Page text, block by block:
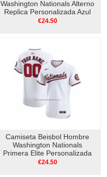
Washington Nationals Alterno
Replica Personalizada Azul
€24.50
Camiseta Beisbol Hombre
Washington Nationals
Primera Elite Personalizada
Blanco
€24.50